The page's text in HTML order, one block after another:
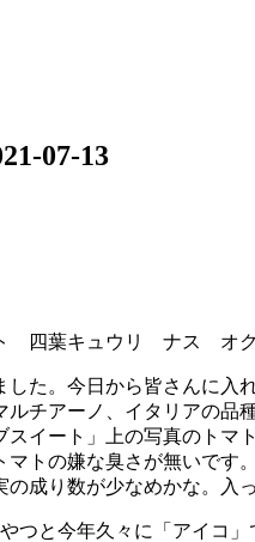
07-13
四葉キュウリ ナス
した。今日から皆さんに
チアーノ、イタリアの品
スイート」上の写真のト
マトの嫌な臭さが無いです
の成り数が少なめかな。入
つと今年久々に「アイコ